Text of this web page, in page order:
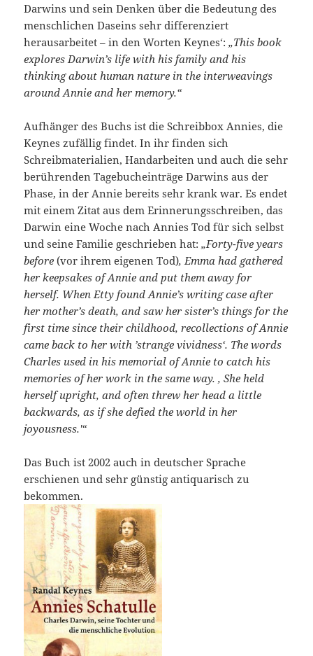
Darwins und sein Denken über die Bedeutung des
menschlichen Daseins sehr differenziert
herausarbeitet – in den Worten Keynes‘:„This book
explores Darwin’s life with his family and his
thinking about human nature in the interweavings
around Annie and her memory.“
Aufhänger des Buchs ist die Schreibbox Annies, die
Keynes zufällig findet. In ihr finden sich
Schreibmaterialien, Handarbeiten und auch die sehr
berührenden Tagebucheinträge Darwins aus der
Phase, in der Annie bereits sehr krank war. Es endet
mit einem Zitat aus dem Erinnerungsschreiben, das
Darwin eine Woche nach Annies Tod für sich selbst
und seine Familie geschrieben hat:„Forty-five years
before(vor ihrem eigenen Tod), Emma had gathered
her keepsakes of Annie and put them away for
herself. When Etty found Annie’s writing case after
her mother’s death, and saw her sister’s things for the
first time since their childhood, recollections of Annie
came back to her with ’strange vividness‘. The words
Charles used in his memorial of Annie to catch his
memories of her work in the same way. ‚ She held
herself upright, and often threw her head a little
backwards, as if she defied the world in her
joyousness.'“
Das Buch ist 2002 auch in deutscher Sprache
erschienen und sehr günstig antiquarisch zu
bekommen.